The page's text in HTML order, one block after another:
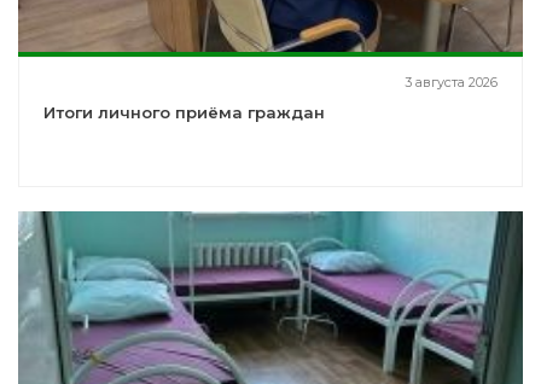
3 августа 2026
Итоги личного приёма граждан